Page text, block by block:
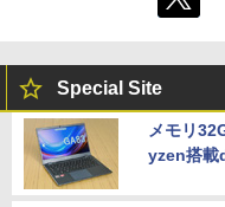
Special Site
メモリ
yzen搭載